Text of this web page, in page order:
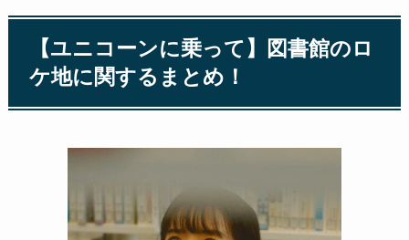
【ユニコーンに乗って】図書館のロ
ケ地に関するまとめ！